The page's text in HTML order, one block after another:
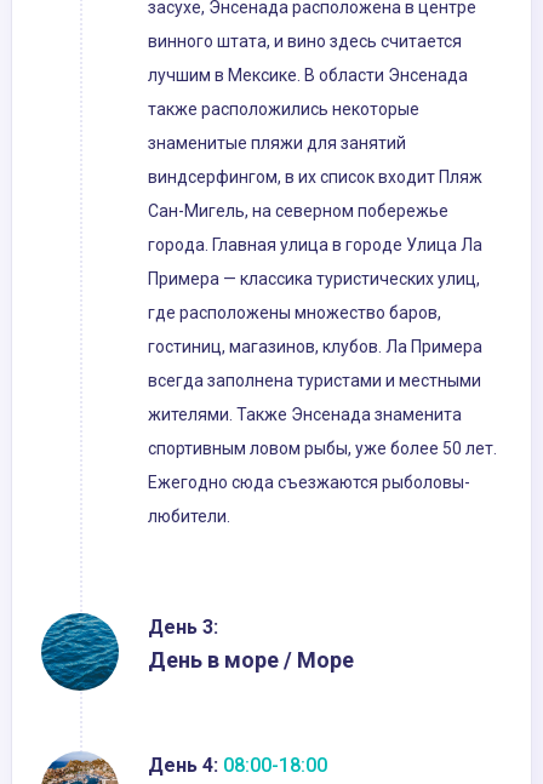
засухе, Энсенада расположена в центре
винного штата, и вино здесь считается
лучшим в Мексике. В области Энсенада
также расположились некоторые
знаменитые пляжи для занятий
виндсерфингом, в их список входит Пляж
Сан-Мигель, на северном побережье
города. Главная улица в городе Улица Ла
Примера — классика туристических улиц,
где расположены множество баров,
гостиниц, магазинов, клубов. Ла Примера
всегда заполнена туристами и местными
жителями. Также Энсенада знаменита
спортивным ловом рыбы, уже более 50 лет.
Ежегодно сюда съезжаются рыболовы-
любители.
День 3:
День в море / Море
День 4: 08:00-18:00